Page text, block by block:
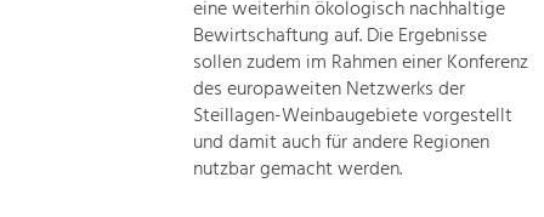
eine weiterhin ökologisch nachhaltige
Bewirtschaftung auf. Die Ergebnisse
sollen zudem im Rahmen einer Konferenz
des europaweiten Netzwerks der
Steillagen-Weinbaugebiete vorgestellt
und damit auch für andere Regionen
nutzbar gemacht werden.